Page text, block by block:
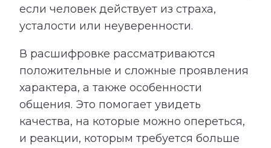
если человек действует из страха,
усталости или неуверенности.
В расшифровке рассматриваются
положительные и сложные проявления
характера, а также особенности
общения. Это помогает увидеть
качества, на которые можно опереться,
и реакции, которым требуется больше